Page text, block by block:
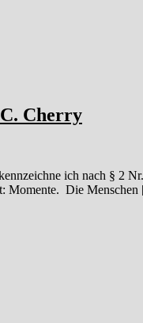
Cherry
ich nach § 2
Momente. Die